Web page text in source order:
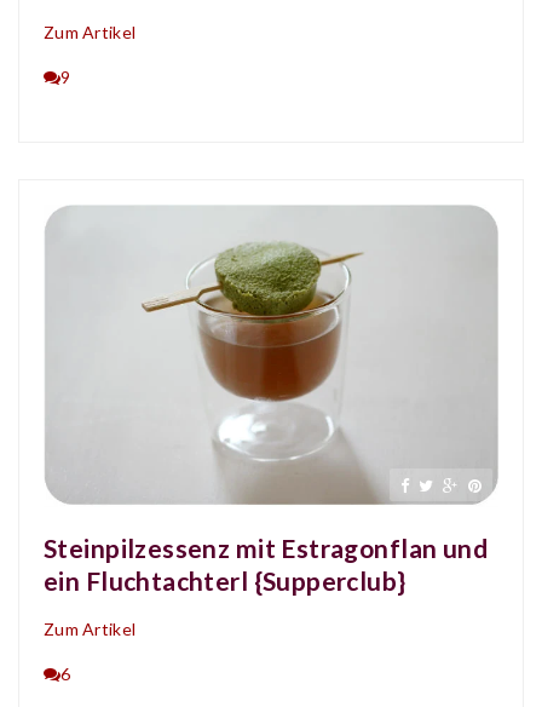
Zum Artikel
9
Steinpilzessenz mit Estragonflan und
ein Fluchtachterl {Supperclub}
Zum Artikel
6